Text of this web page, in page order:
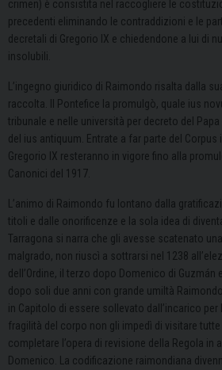
crimen) è consistita nel raccogliere le
precedenti eliminando le contraddizioni e le
decretali di Gregorio IX e chiedendone a lui di
insolubili.
L’ingegno giuridico di Raimondo risalta dalla
raccolta. Il Pontefice la promulgò, quale ius
tribunale e nelle università per decreto del
del ius antiquum. Entrate a far parte del
Gregorio IX resteranno in vigore fino alla
Canonici del 1917.
L’animo di Raimondo fu lontano dalla
titoli e dalle onorificenze e la sola idea di
Tarragona si narra che gli avesse scatenato
malgrado, non riuscì a sottrarsi nel 1238
dell’Ordine, il terzo dopo Domenico di Guzmán
dopo soli due anni con grande umiltà
in Capitolo di essere sollevato dall’incarico
fragilità del corpo non gli impedì di visitare tutte
completare l’opera di revisione della Regola in
Domenico. La codificazione raimondiana